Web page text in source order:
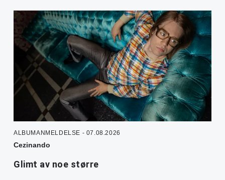
ALBUMANMELDELSE - 07.08.2026
Cezinando
Glimt av noe større